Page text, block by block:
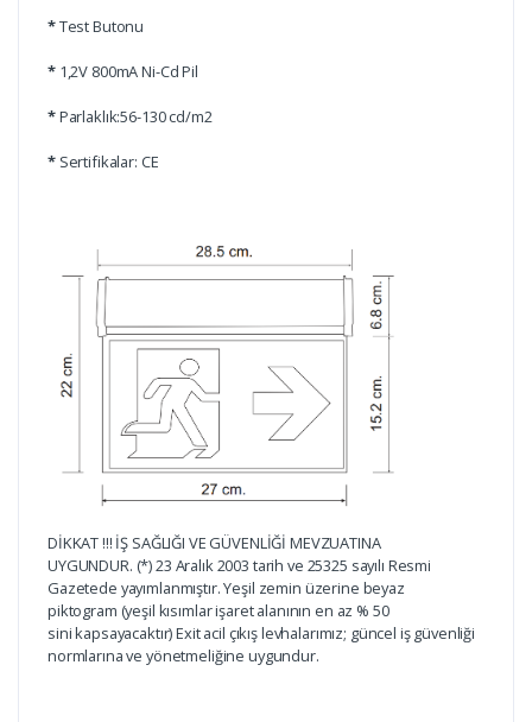
*Test Butonu
*1,2V 800mA Ni-Cd Pil
*Parlaklık:56-130 cd/m2
*Sertifikalar: CE
DİKKAT !!! İŞ SAĞLIĞI VE GÜVENLİĞİ MEVZUATINA
UYGUNDUR. (*) 23 Aralık 2003 tarih ve 25325 sayılı Resmi
Gazetede yayımlanmıştır. Yeşil zemin üzerine beyaz
piktogram (yeşil kısımlar işaret alanının en az % 50
sini kapsayacaktır) Exit acil çıkış levhalarımız; güncel iş güvenliği
normlarına ve yönetmeliğine uygundur.